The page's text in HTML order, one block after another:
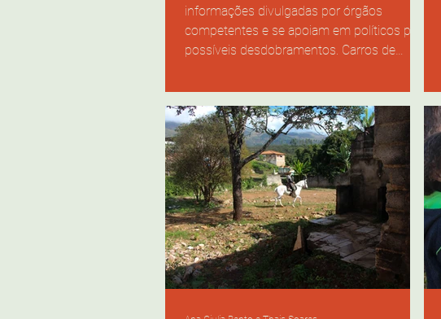
informações divulgadas por órgãos
competentes e se apoiam em políticos para
possíveis desdobramentos. Carros de
engolidos pelo fluxo intenso de carretas de
minério e caminhões. Foto: Maria Clara
Bispo. #ParaTodosVerem: Trânsito na BR-
356, com uma motocicleta na cor preta e
um caminhão vermelho em destaque. Em
segundo plano, aparecem caminhões e
carros. Nas margens da estrada, uma mata
alta cresce,